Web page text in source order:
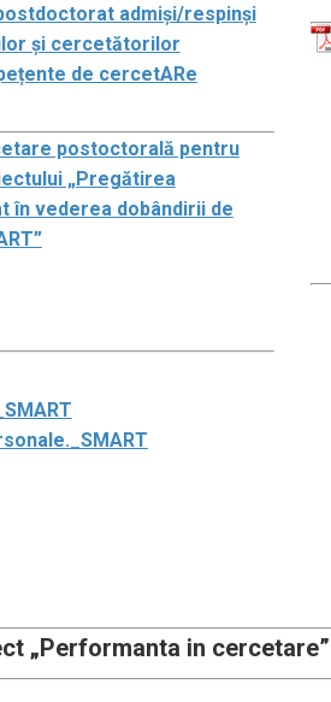
admiși/respinși
și cercetătorilor
de cercetARe
postoctorală pentru
„Pregătirea
vederea dobândirii de
„Performanta in